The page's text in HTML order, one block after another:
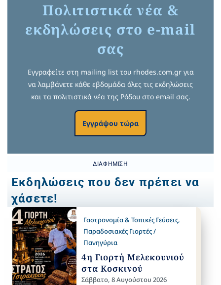
Πολιτιστικά νέα &
εκδηλώσεις στο e-mail
σας
Εγγραφείτε στη mailing list του rhodes.com.gr για
να λαμβάνετε κάθε εβδομάδα όλες τις εκδηλώσεις
και τα πολιτιστικά νέα της Ρόδου στο email σας.
Εγγράψου τώρα
ΔΙΑΦΉΜΙΣΗ
Εκδηλώσεις που δεν πρέπει να
χάσετε!
Γαστρονομία & Τοπικές Γεύσεις,
Παραδοσιακές Γιορτές /
Πανηγύρια
4η Γιορτή Μελεκουνιού
στα Κοσκινού
Σάββατο, 8 Αυγούστου 2026